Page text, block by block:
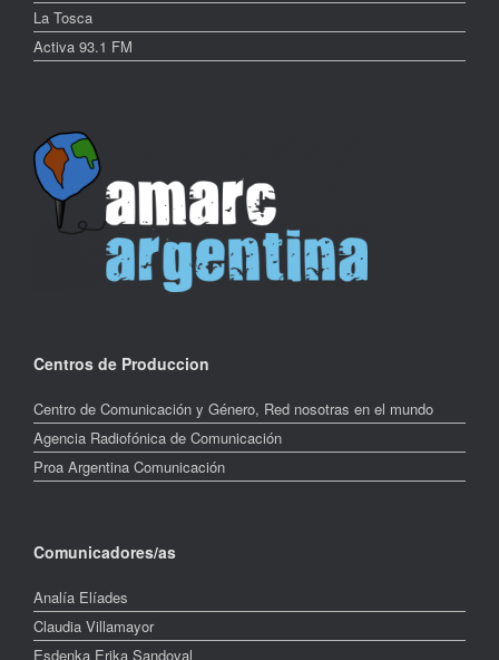
La Tosca
Activa 93.1 FM
Centros de Produccion
Centro de Comunicación y Género, Red nosotras en el mundo
Agencia Radiofónica de Comunicación
Proa Argentina Comunicación
Comunicadores/as
Analía Elíades
Claudia Villamayor
Esdenka Erika Sandoval